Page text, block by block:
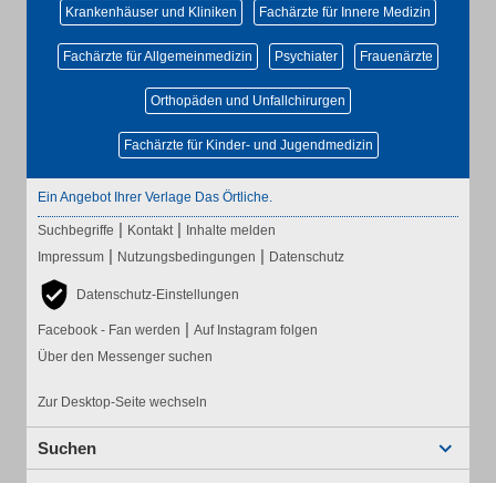
Krankenhäuser und Kliniken Fachärzte für Innere Medizin
Fachärzte für Allgemeinmedizin Psychiater Frauenärzte
Orthopäden und Unfallchirurgen
Fachärzte für Kinder- und Jugendmedizin
Ein Angebot Ihrer Verlage Das Örtliche.
Suchbegriffe | Kontakt | Inhalte melden
Impressum | Nutzungsbedingungen | Datenschutz
Datenschutz-Einstellungen
Facebook - Fan werden | Auf Instagram folgen
Über den Messenger suchen
Zur Desktop-Seite wechseln
Suchen